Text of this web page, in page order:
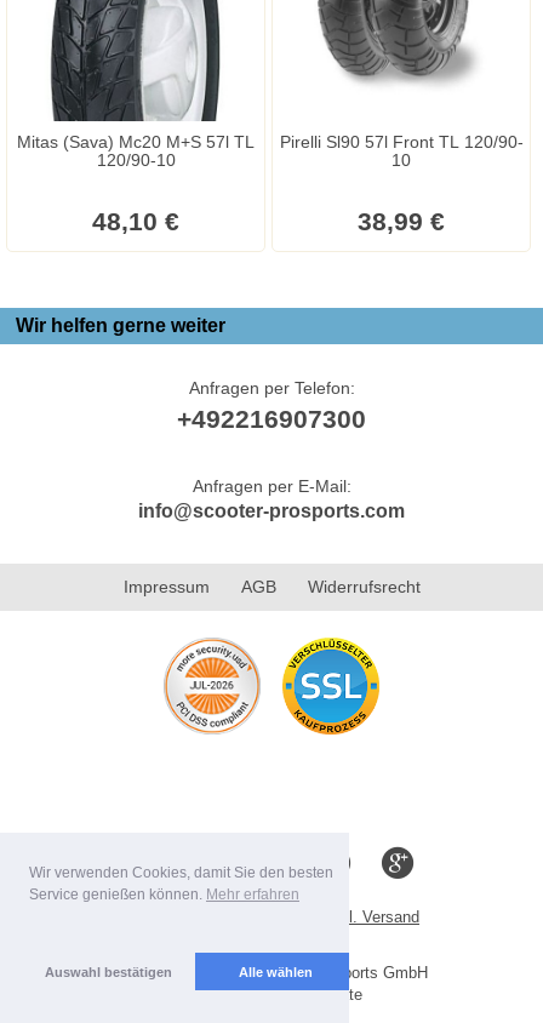
Wir verwenden Cookies, damit Sie den besten
Service genießen können. Mehr erfahren
Auswahl bestätigen Alle wählen
Mitas (Sava) Mc20 M+S 57l TL
120/90-10
48,10 €
Pirelli Sl90 57l Front TL 120/90-
10
38,99 €
Wir helfen gerne weiter
Anfragen per Telefon:
+492216907300
Anfragen per E-Mail:
info@scooter-prosports.com
Impressum AGB Widerrufsrecht
Alle Preise inkl. MwSt. evtl. zzgl. Versand
Copyright 2026 by Scooter-ProSports GmbH
Mobile Shop by Shopgate